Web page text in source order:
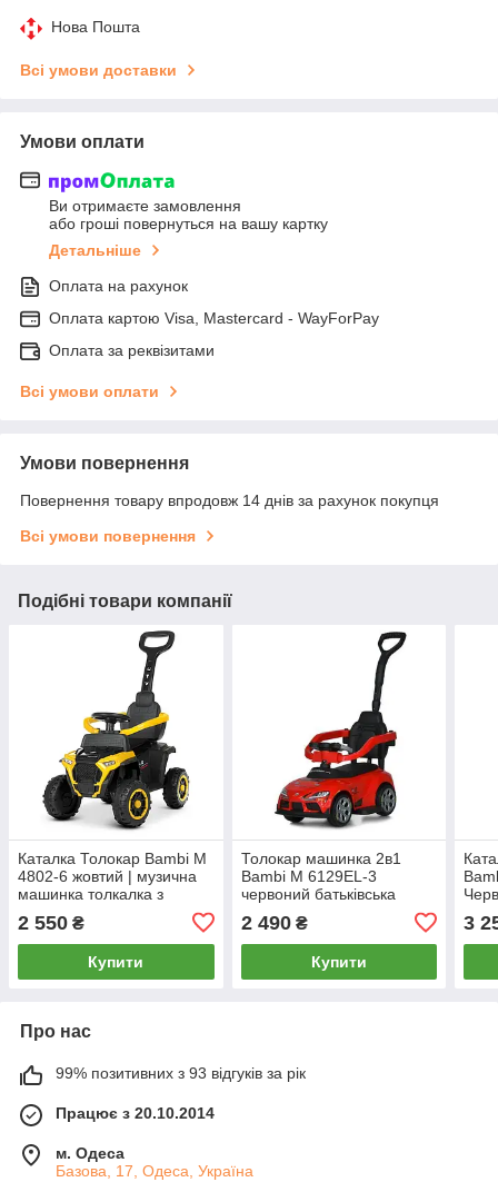
Нова Пошта
Всі умови доставки
Умови оплати
Ви отримаєте замовлення
або гроші повернуться на вашу картку
Детальніше
Оплата на рахунок
Оплата картою Visa, Mastercard - WayForPay
Оплата за реквізитами
Всі умови оплати
Умови повернення
Повернення товару впродовж 14 днів за рахунок покупця
Всі умови повернення
Подібні товари компанії
Каталка Толокар Bambi M
4802-6 жовтий | музична
машинка толкалка з
колесах
2 550 ₴
Купити
Толокар машинка 2в1
Bambi M 6129EL-3
червоний батьківська
музика свiтло
2 490₴
Купити
3
Про нас
99% позитивних з 93 відгуків за рік
Працює з 20.10.2014
м. Одеса
Базова, 17, Одеса, Україна